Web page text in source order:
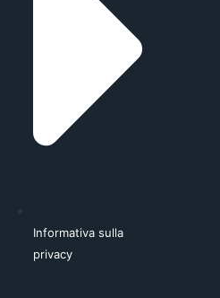
Informativa sulla
privacy